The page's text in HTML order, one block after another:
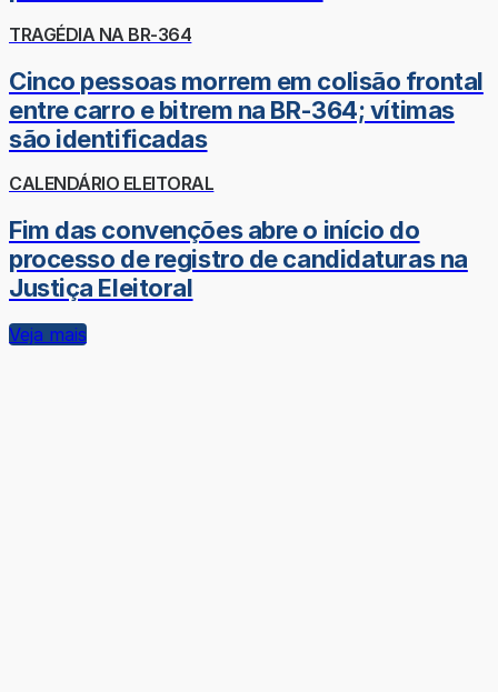
TRAGÉDIA NA BR-364
Cinco pessoas morrem em colisão frontal
entre carro e bitrem na BR-364; vítimas
são identificadas
CALENDÁRIO ELEITORAL
Fim das convenções abre o início do
processo de registro de candidaturas na
Justiça Eleitoral
Veja mais